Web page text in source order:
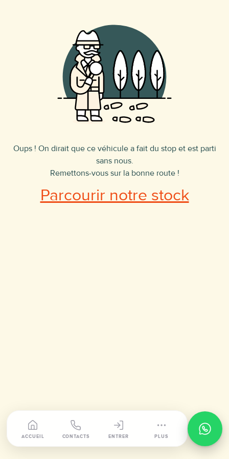
Oups ! On dirait que ce véhicule a fait du stop et est parti
sans nous.
Remettons-vous sur la bonne route !
Parcourir notre stock
ACCUEIL CONTACTS ENTRER PLUS